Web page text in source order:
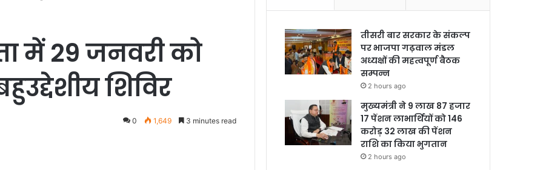
में 29 जनवरी को
शिविर
0 1,649 3 minutes read
तीसरी बार सरकार के संकल्प
पर भाजपा गढ़वाल मंडल
अध्यक्षों की महत्वपूर्ण बैठक
सम्पन्न
2 hours ago
मुख्यमंत्री ने 9 लाख 87 हजार
17 पेंशन लाभार्थियों को 146
करोड़ 32 लाख की पेंशन
राशि का किया भुगतान
2 hours ago